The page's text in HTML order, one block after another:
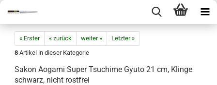
« Erster « zurück weiter »
Letzter »
8 Artikel in dieser Kategorie
Sakon Aogami Super Tsuchime Gyuto 21 cm, Klinge
schwarz, nicht rostfrei